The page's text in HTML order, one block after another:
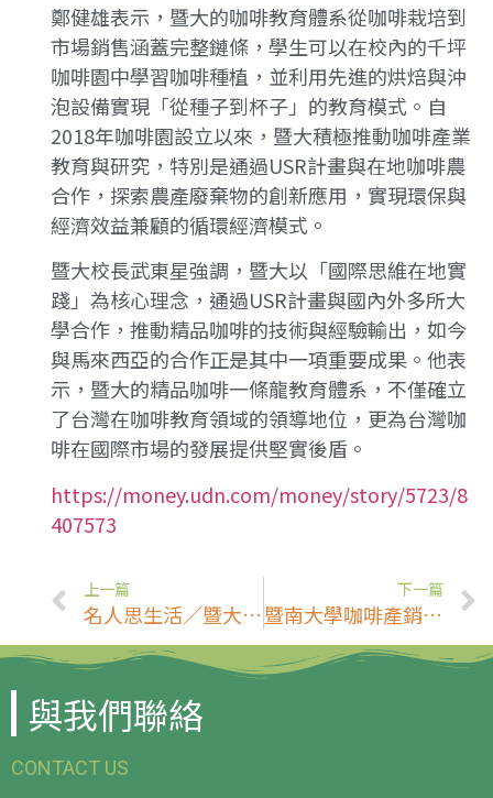
鄭健雄表示，暨大的咖啡教育體系從咖啡栽培到
市場銷售涵蓋完整鏈條，學生可以在校內的千坪
咖啡園中學習咖啡種植，並利用先進的烘焙與沖
泡設備實現「從種子到杯子」的教育模式。自
2018年咖啡園設立以來，暨大積極推動咖啡產業
教育與研究，特別是通過USR計畫與在地咖啡農
合作，探索農產廢棄物的創新應用，實現環保與
經濟效益兼顧的循環經濟模式。
暨大校長武東星強調，暨大以「國際思維在地實
踐」為核心理念，通過USR計畫與國內外多所大
學合作，推動精品咖啡的技術與經驗輸出，如今
與馬來西亞的合作正是其中一項重要成果。他表
示，暨大的精品咖啡一條龍教育體系，不僅確立
了台灣在咖啡教育領域的領導地位，更為台灣咖
啡在國際市場的發展提供堅實後盾。
https://money.udn.com/money/story/5723/8
407573
上一篇
名人思生活／暨大校長武東星 研究遇瓶頸 料理給答案(聯合新聞網)
下一篇
暨南大學咖啡產銷學揚名國際 馬國業者聯袂來台取經(中時新聞網)
與我們聯絡
CONTACT US